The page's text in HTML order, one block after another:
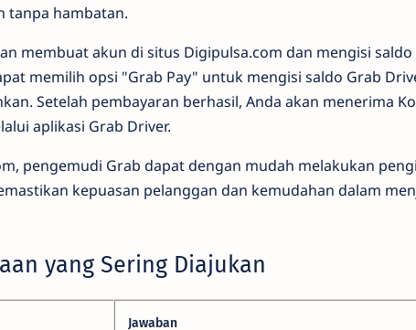
tanpa hambatan.
membuat akun di situs Digipulsa.com dan mengisi
memilih opsi "Grab Pay" untuk mengisi saldo Grab
Setelah pembayaran berhasil, Anda akan menerima
aplikasi Grab Driver.
pengemudi Grab dapat dengan mudah melakukan
kepuasan pelanggan dan kemudahan dalam
yang Sering Diajukan
Jawaban